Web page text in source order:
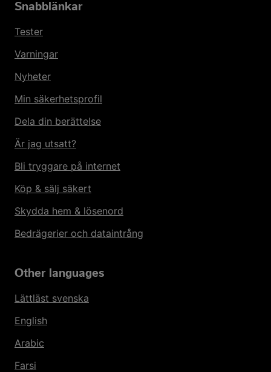
Snabblänkar
Tester
Varningar
Nyheter
Min säkerhetsprofil
Dela din berättelse
Är jag utsatt?
Bli tryggare på internet
Köp & sälj säkert
Skydda hem & lösenord
Bedrägerier och dataintrång
Other languages
Lättläst svenska
English
Arabic
Farsi